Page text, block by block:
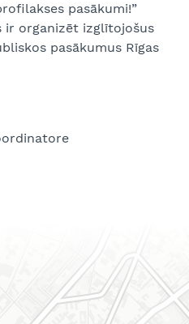
pasākumi!”
ir organizēt izglītojošus
pasākumus Rīgas